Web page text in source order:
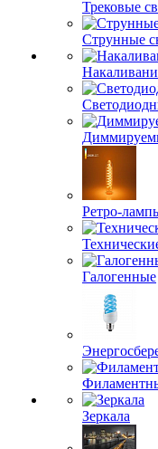
Трековые
Струнные
Ретро-
Галогенные
Зеркала